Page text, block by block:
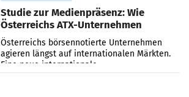
Studie zur Medienpräsenz: Wie
Österreichs ATX-Unternehmen
international wahrgenommen
werden
Österreichs börsennotierte Unternehmen
agieren längst auf internationalen Märkten.
Eine neue internationale
Medienresonanzanalyse untersucht die